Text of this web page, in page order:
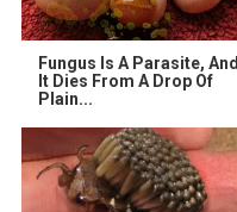
Fungus Is A Parasite, And
It Dies From A Drop Of
Plain...